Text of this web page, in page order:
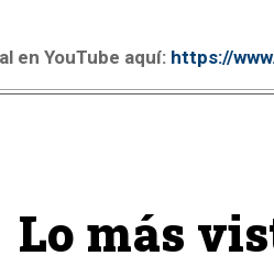
en YouTube aquí: https://
Lo más